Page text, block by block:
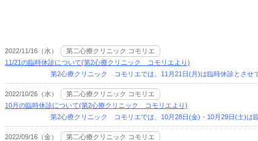
2022/11/16（水）
第二心療クリニック コモリエ
11/21の臨時休診について(第2心療クリニック コモリエより)
第2心療クリニック コモリエでは、11月21日(月)は臨時休診とさせ
2022/10/26（水）
第二心療クリニック コモリエ
10月の臨時休診について(第2心療クリニック コモリエより)
第2心療クリニック コモリエでは、10月28日(金)・10月29日(土)は
2022/09/16（金）
第二心療クリニック コモリエ